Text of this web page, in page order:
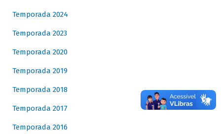
Temporada 2024
Temporada 2023
Temporada 2020
Temporada 2019
Temporada 2018
Temporada 2017
Temporada 2016